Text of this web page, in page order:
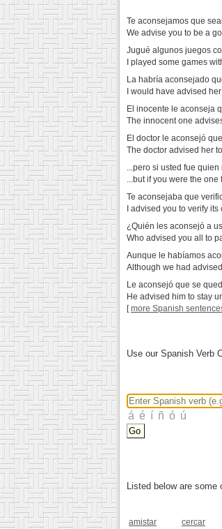
Te aconsejamos que
We advise you to be a
Jugué algunos juegos
I played some games
La habría aconsejado
I would have advised
El inocente le aconseja
The innocent one
El doctor le aconsejó
The doctor advised her
...pero si usted fue
...but if you were the
Te aconsejaba que
I advised you to verify its
¿Quién les aconsejó a
Who advised you all to
Aunque le habíamos
Although we had
Le aconsejó que se
He advised him to stay
[more Spanish
Use our Spanish Verb
Listed below are
amistar cercar